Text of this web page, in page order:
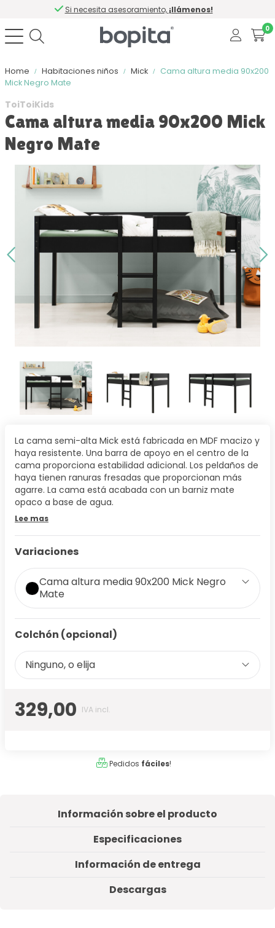
Si necesita asesoramiento, ¡llámenos!
0
Home Habitaciones niños Mick
Cama altura media 90x200
Mick Negro Mate
ToiToiKids
Cama altura media 90x200 Mick
Negro Mate
La cama semi-alta Mick está fabricada en MDF macizo y
haya resistente. Una barra de apoyo en el centro de la
cama proporciona estabilidad adicional. Los peldaños de
haya tienen ranuras fresadas que proporcionan más
agarre. La cama está acabada con un barniz mate
opaco a base de agua.
Lee mas
Variaciones
Cama altura media 90x200 Mick Negro
Mate
Colchón (opcional)
Ninguno, o elija
329,00 IVA incl.
Pedidos fáciles!
Información sobre el producto
Especificaciones
Información de entrega
Descargas